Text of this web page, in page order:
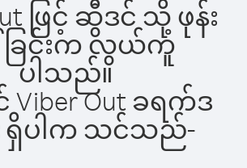
ဖြင့် ဆွီဒင် သို့ ဖုန်း
ခြင်းက လွယ်ကူ
ပါသည်။
Out ခရက်ဒ
း ရှိပါက သင်သည်-